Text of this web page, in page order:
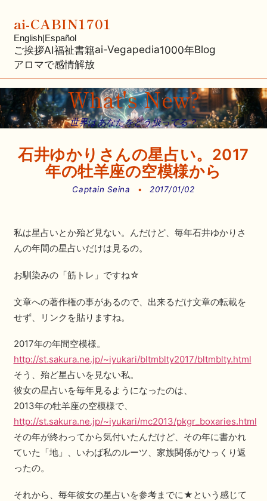
ai-CABIN1701
English|Español
ご挨拶AI福祉書籍ai-Vegapedia1000年Blog
アロマで感情解放
What's New?
世界はあなたをどう扱ってる？
石井ゆかりさんの星占い。2017
年の牡羊座の空模様から
Captain Seina • 2017/01/02
私は星占いとか殆ど見ない。んだけど、毎年石井ゆかりさ
んの年間の星占いだけは見るの。
お馴染みの「筋トレ」ですね☆
文章への著作権の事があるので、出来るだけ文章の転載を
せず、リンクを貼りますね。
2017年の年間空模様。
http://st.sakura.ne.jp/~iyukari/bltmblty2017/bltmblty.html
そう、殆ど星占いを見ない私。
彼女の星占いを毎年見るようになったのは、
2013年の牡羊座の空模様で、
http://st.sakura.ne.jp/~iyukari/mc2013/pkgr_boxaries.html
その年が終わってから気付いたんだけど、その年に書かれ
ていた「地」、いわば私のルーツ、家族関係がひっくり返
ったの。
それから、毎年彼女の星占いを参考までに★という感じて